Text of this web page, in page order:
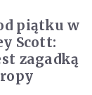
piątku w
Scott:
zagadką